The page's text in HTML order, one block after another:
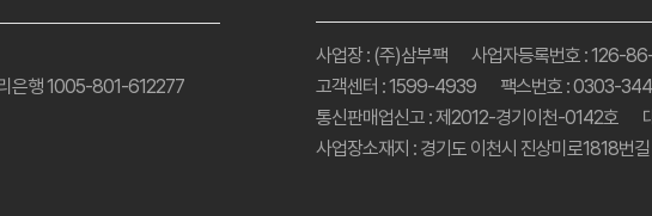
은행 1005-801-612277
사업장 : (주)삼부팩 사업자등록번호 : 126-
고객센터 : 1599-4939
팩스번호 : 0303-
통신판매업신고 : 제2012-경기이천-0142호
사업장소재지 : 경기도 이천시 진상미로1818번